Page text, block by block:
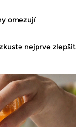
omezují
nejprve zlepšit